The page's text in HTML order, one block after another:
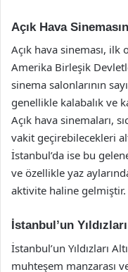
Açık Hava
Açık hava sineması, ilk
Amerika Birleşik
sinema salonlarının
genellikle kalabalık ve
Açık hava sinemaları,
vakit geçirebilecekleri
İstanbul’da ise bu
ve özellikle yaz
aktivite haline gelmiştir.
İstanbul’un
İstanbul’un Yıldızları
muhteşem manzarası